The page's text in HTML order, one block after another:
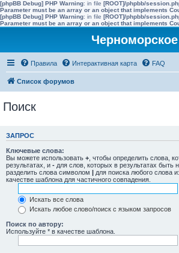
[phpBB Debug] PHP Warning: in file [ROOT]/phpbb/
Parameter must be an array or an object that implements
[phpBB Debug] PHP Warning: in file [ROOT]/phpbb/
Parameter must be an array or an object that implements
Черноморское
Правила Интерактивная карта FAQ
Список форумов
Поиск
ЗАПРОС
Ключевые слова:
Вы можете использовать + , чтобы определить слова,
результатах, и - для слов, которых в результатах
разделить слова символом | для поиска любого слова
качестве шаблона для частичного совпадения.
Искать все слова
Искать любое слово/поиск с языком запросов
Поиск по автору:
Используйте * в качестве шаблона.